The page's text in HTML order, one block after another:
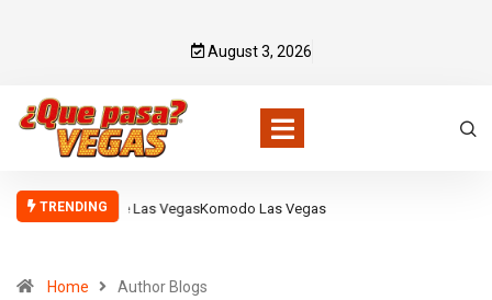
August 3, 2026
TRENDING Komodo Las Vegas
Home Author Blogs